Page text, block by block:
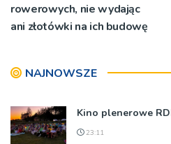
rowerowych, nie wydając
ani złotówki na ich budowę
NAJNOWSZE
Kino plenerowe
23:11